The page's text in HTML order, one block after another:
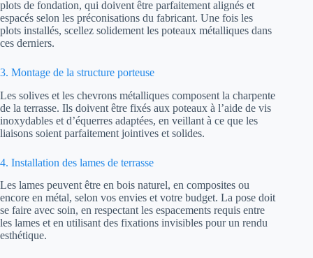
plots de fondation, qui doivent être parfaitement alignés et
espacés selon les préconisations du fabricant. Une fois les
plots installés, scellez solidement les poteaux métalliques dans
ces derniers.
3. Montage de la structure porteuse
Les solives et les chevrons métalliques composent la charpente
de la terrasse. Ils doivent être fixés aux poteaux à l’aide de vis
inoxydables et d’équerres adaptées, en veillant à ce que les
liaisons soient parfaitement jointives et solides.
4. Installation des lames de terrasse
Les lames peuvent être en bois naturel, en composites ou
encore en métal, selon vos envies et votre budget. La pose doit
se faire avec soin, en respectant les espacements requis entre
les lames et en utilisant des fixations invisibles pour un rendu
esthétique.